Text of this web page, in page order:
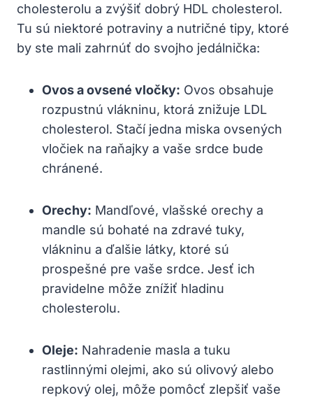
⁣cholesterolu a zvýšiť dobrý HDL cholesterol.
Tu sú niektoré potraviny a nutričné tipy, ⁢ktoré
⁣by ⁢ste mali zahrnúť ⁢do svojho ⁣jedálnička:
Ovos​ a ovsené vločky: Ovos obsahuje
rozpustnú vlákninu, ktorá ‌znižuje LDL
cholesterol. Stačí⁤ jedna miska ovsených
vločiek na raňajky a vaše ⁣srdce bude
chránené.
Orechy: Mandľové, vlašské⁤ orechy a
⁣mandle sú bohaté na zdravé tuky,
vlákninu⁤ a ďalšie látky, ktoré sú
⁣prospešné ⁢pre​ vaše srdce. Jesť ich⁢
pravidelne ‌môže znížiť‍ hladinu
cholesterolu.
Oleje: Nahradenie ​masla ​a tuku
rastlinnými olejmi, ako sú olivový alebo
repkový olej, môže pomôcť‌ zlepšiť⁢ vaše